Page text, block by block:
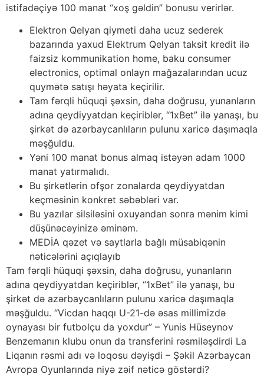
istifadəçiyə 100 manat “xoş gəldin” bonusu verirlər.
Elektron Qelyan qiymeti daha ucuz sederek
bazarında yaxud Elektrum Qelyan taksit kredit ilə
faizsiz kommunikation home, baku consumer
electronics, optimal onlayn mağazalarından ucuz
quymətə satışı həyata keçirilir.
Tam fərqli hüquqi şəxsin, daha doğrusu, yunanların
adına qeydiyyatdan keçiriblər, “1xBet” ilə yanaşı, bu
şirkət də azərbaycanlıların pulunu xaricə daşımaqla
məşğuldu.
Yəni 100 manat bonus almaq istəyən adam 1000
manat yatırmalıdı.
Bu şirkətlərin ofşor zonalarda qeydiyyatdan
keçməsinin konkret səbəbləri var.
Bu yazılar silsiləsini oxuyandan sonra mənim kimi
düşünəcəyinizə əminəm.
MEDİA qəzet və saytlarla bağlı müsabiqənin
nəticələrini açıqlayıb
Tam fərqli hüquqi şəxsin, daha doğrusu, yunanların
adına qeydiyyatdan keçiriblər, “1xBet” ilə yanaşı, bu
şirkət də azərbaycanlıların pulunu xaricə daşımaqla
məşğuldu. “Vicdan haqqı U-21-də əsas millimizdə
oynayası bir futbolçu da yoxdur” – Yunis Hüseynov
Benzemanın klubu onun da transferini rəsmiləşdirdi La
Liqanın rəsmi adı və loqosu dəyişdi – Şəkil Azərbaycan
Avropa Oyunlarında niyə zəif nəticə göstərdi?